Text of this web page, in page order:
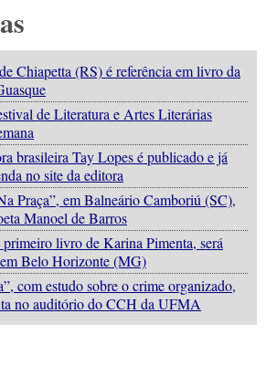
Chiapetta (RS) é referência em livro da
de Literatura e Artes Literárias
brasileira Tay Lopes é publicado e já
no site da editora
Praça”, em Balneário Camboriú (SC),
Manoel de Barros
livro de Karina Pimenta, será
Belo Horizonte (MG)
com estudo sobre o crime organizado,
no auditório do CCH da UFMA